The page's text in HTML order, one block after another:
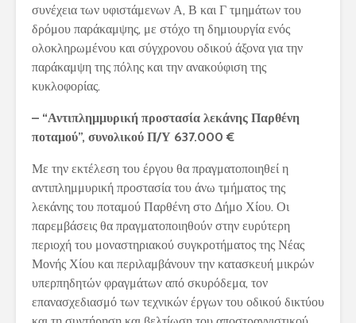
συνέχεια των υφιστάμενων Α, Β και Γ τμημάτων του
δρόμου παράκαμψης, με στόχο τη δημιουργία ενός
ολοκληρωμένου και σύγχρονου οδικού άξονα για την
παράκαμψη της πόλης και την ανακούφιση της
κυκλοφορίας.
– “Αντιπλημμυρική προστασία λεκάνης Παρθένη
ποταμού”, συνολικού Π/Υ 637.000 €
Με την εκτέλεση του έργου θα πραγματοποιηθεί η
αντιπλημμυρική προστασία του άνω τμήματος της
λεκάνης του ποταμού Παρθένη στο Δήμο Χίου. Οι
παρεμβάσεις θα πραγματοποιηθούν στην ευρύτερη
περιοχή του μοναστηριακού συγκροτήματος της Νέας
Μονής Χίου και περιλαμβάνουν την κατασκευή μικρών
υπερπηδητών φραγμάτων από σκυρόδεμα, τον
επανασχεδιασμό των τεχνικών έργων του οδικού δικτύου